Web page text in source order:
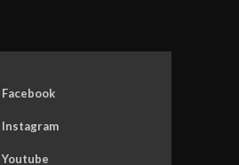
Facebook
Instagram
Youtube